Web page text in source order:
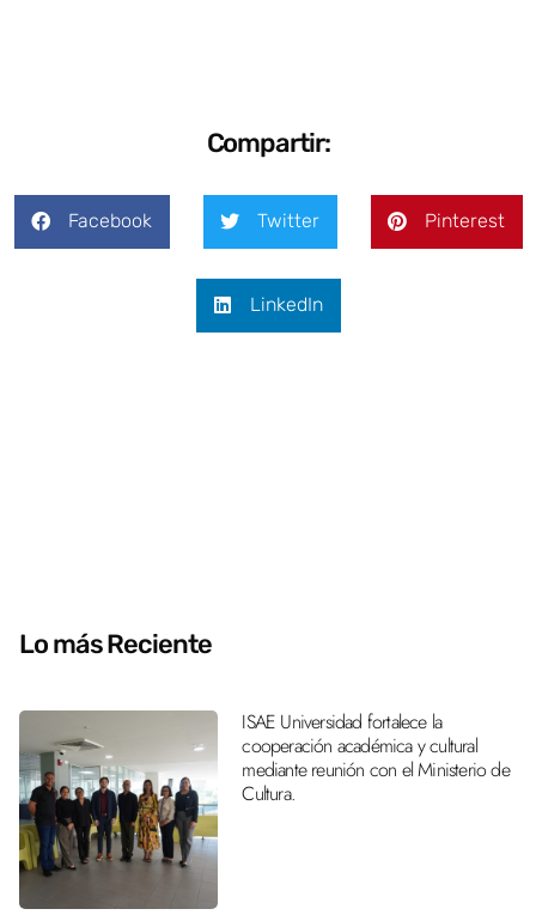
Compartir:
Facebook Twitter Pinterest
LinkedIn
Lo más Reciente
ISAE Universidad fortalece la
cooperación académica y cultural
mediante reunión con el Ministerio de
Cultura.